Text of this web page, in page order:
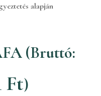
alapján
(Bruttó:
Ft)